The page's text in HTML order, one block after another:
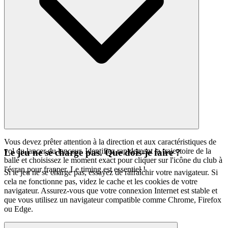
Vous devez prêter attention à la direction et aux caractéristiques de
vol du lancer du lanceur. Identifiez rapidement la trajectoire de la
balle et choisissez le moment exact pour cliquer sur l'icône du club à
l'écran pour frapper. Le timing est essentiel !
Le jeu ne se charge pas. Que dois-je faire ?
Si le jeu ne se charge pas, essayez de rafraîchir votre navigateur. Si
cela ne fonctionne pas, videz le cache et les cookies de votre
navigateur. Assurez-vous que votre connexion Internet est stable et
que vous utilisez un navigateur compatible comme Chrome, Firefox
ou Edge.